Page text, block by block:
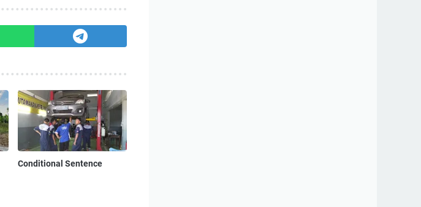
Conditional Sentence